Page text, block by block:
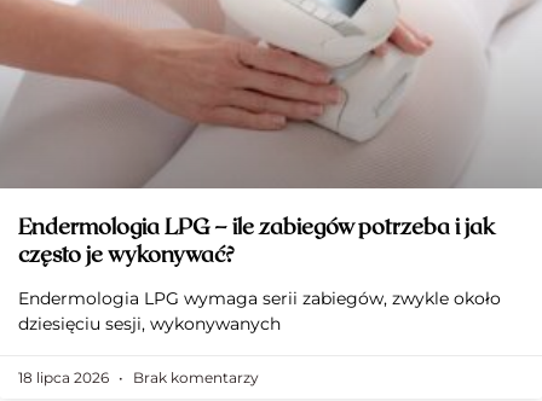
Endermologia LPG – ile zabiegów potrzeba i jak
często je wykonywać?
Endermologia LPG wymaga serii zabiegów, zwykle około
dziesięciu sesji, wykonywanych
18 lipca 2026 Brak komentarzy